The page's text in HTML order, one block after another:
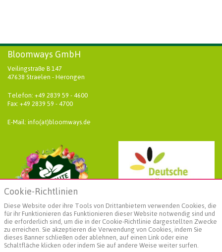
Bloomways GmbH
Veilingstraße B 147
47638 Straelen - Herongen
Telefon: +49 2839 59 - 4600
Fax: +49 2839 59 - 4700
E-Mail: info(at)bloomways.de
Weiterführende Informationen
Cookie-Richtlinien
Diese Website oder ihre Tools von Drittanbietern verwenden Cookies, die
für ihr Funktionieren das Funktionieren dieser Website notwendig sind und
die erforderlich sind, um die in der Cookie-Richtlinie dargestellten Zwecke
zu erreichen. Sie akzeptieren die Verwendung von Cookies, indem Sie
dieses Banner schließen oder ablehnen, auf einen Link oder eine
Schaltfläche klicken oder indem Sie auf andere Weise weiter surfen.